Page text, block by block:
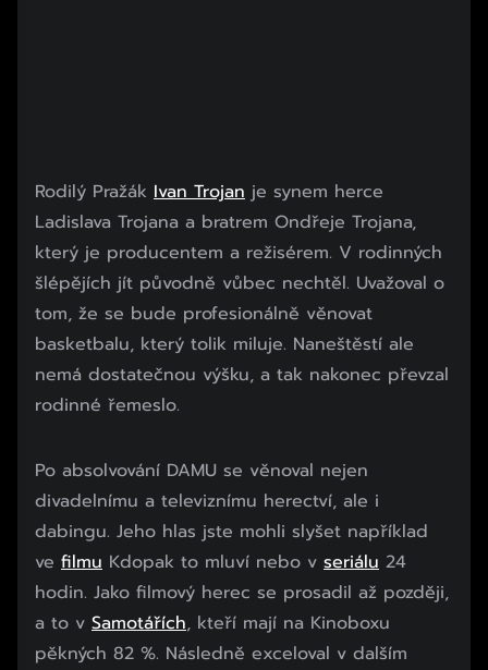
Rodilý Pražák Ivan Trojan je synem herce
Ladislava Trojana a bratrem Ondřeje Trojana,
který je producentem a režisérem. V rodinných
šlépějích jít původně vůbec nechtěl. Uvažoval o
tom, že se bude profesionálně věnovat
basketbalu, který tolik miluje. Naneštěstí ale
nemá dostatečnou výšku, a tak nakonec převzal
rodinné řemeslo.
Po absolvování DAMU se věnoval nejen
divadelnímu a televiznímu herectví, ale i
dabingu. Jeho hlas jste mohli slyšet například
ve filmu Kdopak to mluví nebo v seriálu 24
hodin. Jako filmový herec se prosadil až později,
a to v Samotářích, kteří mají na Kinoboxu
pěkných 82 %. Následně exceloval v dalším